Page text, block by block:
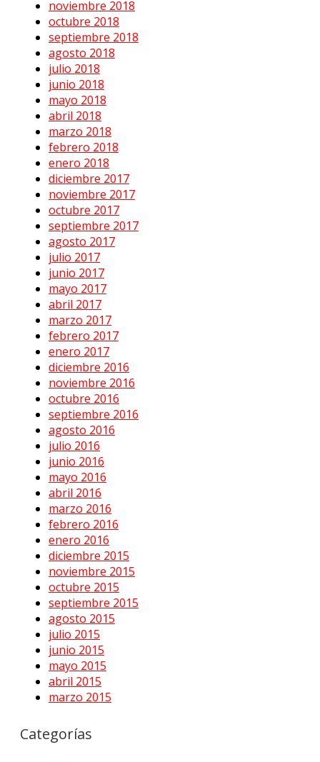
noviembre 2018
octubre 2018
septiembre 2018
agosto 2018
julio 2018
junio 2018
mayo 2018
abril 2018
marzo 2018
febrero 2018
enero 2018
diciembre 2017
noviembre 2017
octubre 2017
septiembre 2017
agosto 2017
julio 2017
junio 2017
mayo 2017
abril 2017
marzo 2017
febrero 2017
enero 2017
diciembre 2016
noviembre 2016
octubre 2016
septiembre 2016
agosto 2016
julio 2016
junio 2016
mayo 2016
abril 2016
marzo 2016
febrero 2016
enero 2016
diciembre 2015
noviembre 2015
octubre 2015
septiembre 2015
agosto 2015
julio 2015
junio 2015
mayo 2015
abril 2015
marzo 2015
Categorías